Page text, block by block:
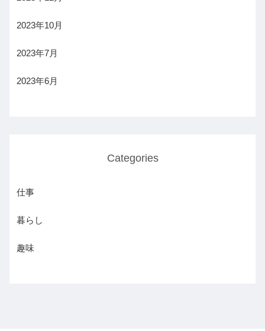
2023年10月
2023年7月
2023年6月
Categories
仕事
暮らし
趣味